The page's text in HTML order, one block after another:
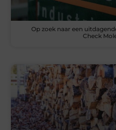
Op zoek naar een
Check